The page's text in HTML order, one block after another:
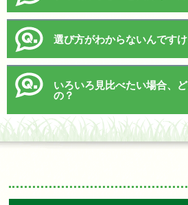
選び方がわからないんです
いろいろ見比べたい場合、
の？